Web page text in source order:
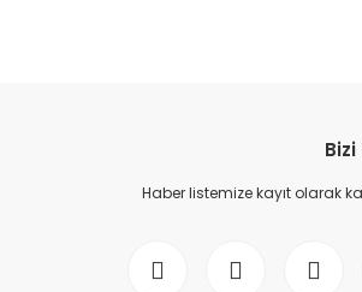
Haber listemize kayıt olarak